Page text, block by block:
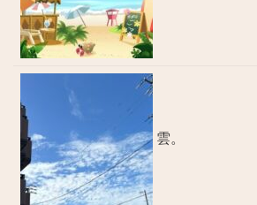
雲。